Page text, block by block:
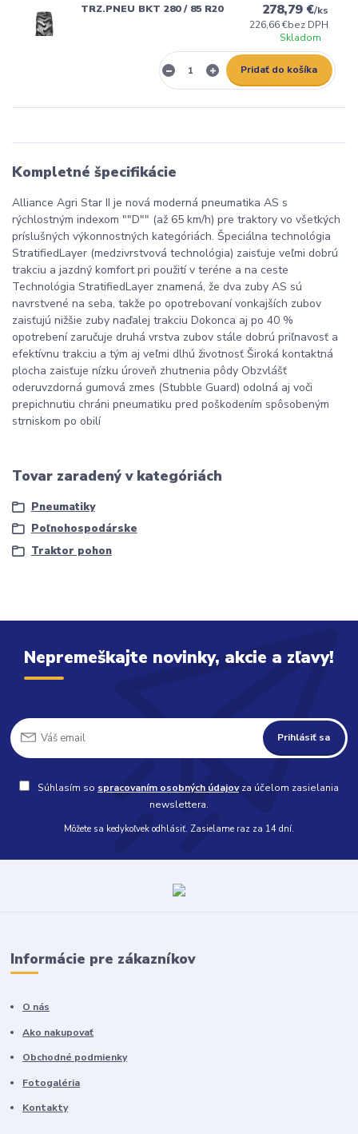
TRZ.PNEU BKT 280 / 85 R20 278,79 €/ks
226,66 €bez DPH
Skladom
Pridať do košíka
Kompletné špecifikácie
Alliance Agri Star II je nová moderná pneumatika AS s
rýchlostným indexom ""D"" (až 65 km/h) pre traktory vo všetkých
príslušných výkonnostných kategóriách. Špeciálna technológia
StratifiedLayer (medzivrstvová technológia) zaisťuje veľmi dobrú
trakciu a jazdný komfort pri použití v teréne a na ceste
Technológia StratifiedLayer znamená, že dva zuby AS sú
navrstvené na seba, takže po opotrebovaní vonkajších zubov
zaisťujú nižšie zuby naďalej trakciu Dokonca aj po 40 %
opotrebení zaručuje druhá vrstva zubov stále dobrú priľnavosť a
efektívnu trakciu a tým aj veľmi dlhú životnosť Široká kontaktná
plocha zaisťuje nízku úroveň zhutnenia pôdy Obzvlášť
oderuvzdorná gumová zmes (Stubble Guard) odolná aj voči
prepichnutiu chráni pneumatiku pred poškodením spôsobeným
strniskom po obilí
Tovar zaradený v kategóriách
Pneumatiky
Poľnohospodárske
Traktor pohon
Nepremeškajte novinky, akcie a zľavy!
Prihlásiť sa
Súhlasím so spracovaním osobných údajovza účelom zasielania
newslettera.
Môžete sa kedykoľvek odhlásiť. Zasielame raz za 14 dní.
Informácie pre zákazníkov
O nás
Ako nakupovať
Obchodné podmienky
Fotogaléria
Kontakty